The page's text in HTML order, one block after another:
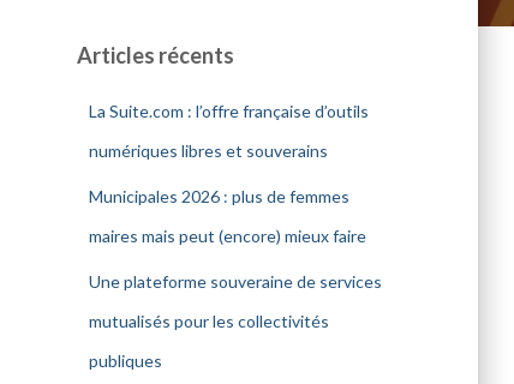
Articles récents
La Suite.com : l’offre française d’outils
numériques libres et souverains
Municipales 2026 : plus de femmes
maires mais peut (encore) mieux faire
Une plateforme souveraine de services
mutualisés pour les collectivités
publiques